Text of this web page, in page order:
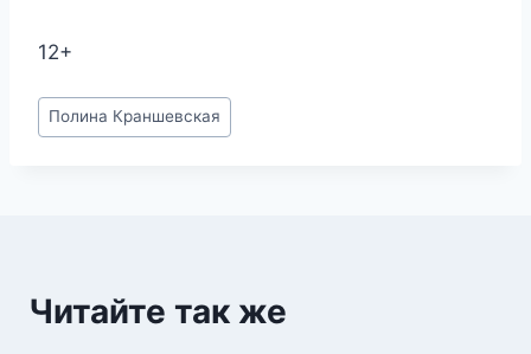
12+
Метки
записи:
Полина Краншевская
Читайте так же